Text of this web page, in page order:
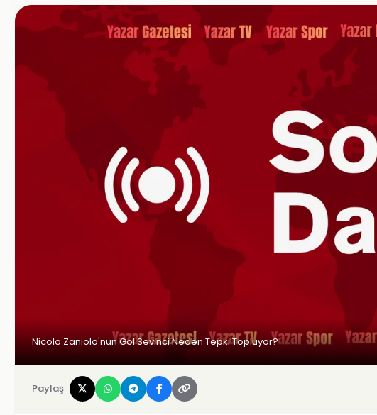
Nicolo Zaniolo'nun Gol Sevinci Neden Tepki Topluyor?
Paylaş